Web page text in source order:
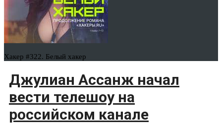
Хакер #322. Белый хакер
Джулиан Ассанж начал
вести телешоу на
российском канале